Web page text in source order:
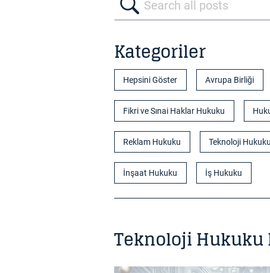
Kategoriler
Hepsini Göster Avrupa Birliği
Fikri ve Sınai Haklar Hukuku
Reklam Hukuku Teknoloji Hukuku
İnşaat Hukuku İş Hukuku
Teknoloji Hukuku